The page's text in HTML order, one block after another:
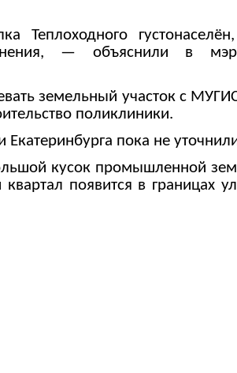
Теплоходного
— объяснили в
земельный участок с
поликлиники.
пока не
кусок промышленной
появится в границах